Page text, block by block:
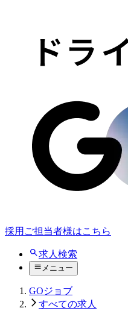
採用ご担当者様はこちら
求人検索
メニュー
GOジョブ
すべての求人